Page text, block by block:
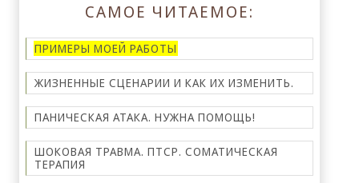
САМОЕ ЧИТАЕМОЕ:
ПРИМЕРЫ МОЕЙ РАБОТЫ
ЖИЗНЕННЫЕ СЦЕНАРИИ И КАК ИХ ИЗМЕНИТЬ.
ПАНИЧЕСКАЯ АТАКА. НУЖНА ПОМОЩЬ!
ШОКОВАЯ ТРАВМА. ПТСР. СОМАТИЧЕСКАЯ
ТЕРАПИЯ